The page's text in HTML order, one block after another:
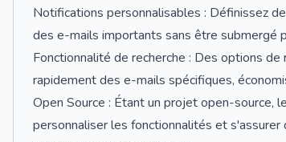
Notifications personnalisables : Définissez
des e-mails importants sans être submergé
Fonctionnalité de recherche : Des options
rapidement des e-mails spécifiques,
Open Source : Étant un projet open-source,
personnaliser les fonctionnalités et